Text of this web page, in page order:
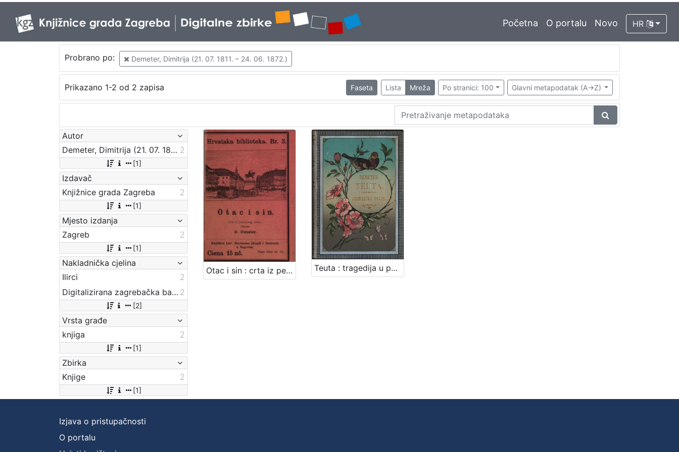
Početna O portalu Novo HR
Probrano po: Demeter, Dimitrija (21. 07. 1811. – 24. 06. 1872.)
Prikazano 1-2 od 2 zapisa Faseta Lista Mreža Po stranici: 100 Glavni metapodatak (A->Z)
Autor
Demeter, Dimitrija (21. 07. 1811. – 24. 06. 1872.) 2
[1]
Izdavač
Knjižnice grada Zagreba
2
[1]
Mjesto izdanja
Zagreb
2
[1]
Nakladnička cjelina
Ilirci
2
Digitalizirana zagrebačka baština 2
[2]
Vrsta građe
knjiga
2
[1]
Zbirka
Knjige
2
[1]
Otac i sin : crta iz petnajstog vieka / pripovieda ju D. Demeter Teuta : tragedija u pet čina ; Grobničko polje : pjesan / Dimitrija Demeter
Izjava o pristupačnosti
O portalu